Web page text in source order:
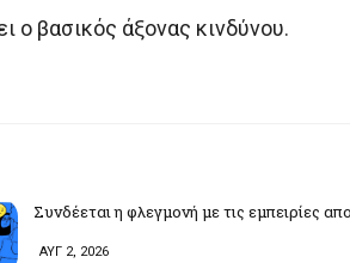
ο βασικός άξονας κινδύνου.
Συνδέεται η φλεγμονή με τις εμπειρίες
ΑΥΓ 2, 2026